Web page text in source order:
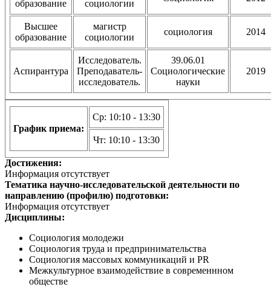
образование
социологии
Высшее
образование
магистр
социологии
социология 2014
Аспирантура
Исследователь.
Преподаватель-
исследователь.
39.06.01
Социологические
науки
2019
График приема:
Ср: 10:10 - 13:30
Чт: 10:10 - 13:30
Достижения:
Информация отсутствует
Тематика научно-исследовательской деятельности по
направлению (профилю) подготовки:
Информация отсутствует
Дисциплины:
Социология молодежи
Социология труда и предпринимательства
Социология массовых коммуникаций и PR
Межкультурное взаимодействие в современнном
обществе